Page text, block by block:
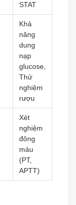
STAT
Khả
năng
dung
nạp
glucose,
Thử
nghiệm
rượu
Xét
nghiệm
đông
máu
(PT,
APTT)